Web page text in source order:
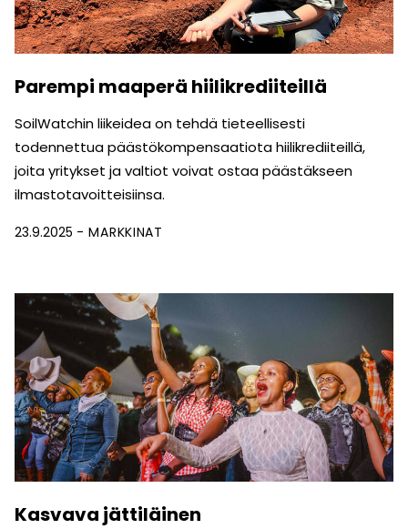
Parempi maaperä hiilikrediiteillä
SoilWatchin liikeidea on tehdä tieteellisesti
todennettua päästökompensaatiota hiilikrediiteillä,
joita yritykset ja valtiot voivat ostaa päästäkseen
ilmastotavoitteisiinsa.
23.9.2025 MARKKINAT
Kasvava jättiläinen